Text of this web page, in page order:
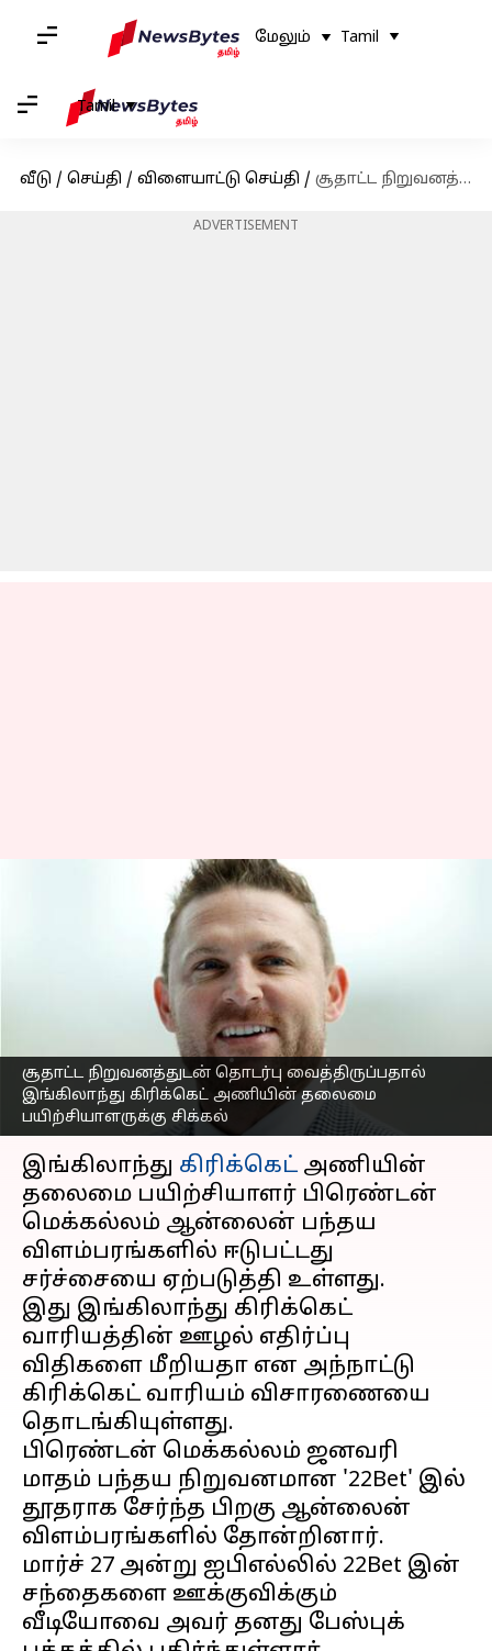
மேலும் Tamil
Tamil
வீடு / செய்தி / விளையாட்டு செய்தி / சூதாட்ட நிறுவனத்துடன் தொடர்பு : இங்கிலாந்து கிரிக்கெட் அணியின் தலைமை பயிற்சியாளருக்கு சிக்கல்
ADVERTISEMENT
சூதாட்ட நிறுவனத்துடன் தொடர்பு வைத்திருப்பதால்
இங்கிலாந்து கிரிக்கெட் அணியின் தலைமை
பயிற்சியாளருக்கு சிக்கல்
சூதாட்ட நிறுவனத்துடன்
தொடர்பு : இங்கிலாந்து
கிரிக்கெட் அணியின்
தலைமை
பயிற்சியாளருக்கு சிக்கல்
எழுதியவர் Sekar Chinnappan Apr 14, 2023 01:31 pm
செய்தி முன்னோட்டம்
இங்கிலாந்து கிரிக்கெட் அணியின்
தலைமை பயிற்சியாளர் பிரெண்டன்
மெக்கல்லம் ஆன்லைன் பந்தய
விளம்பரங்களில் ஈடுபட்டது
சர்ச்சையை ஏற்படுத்தி உள்ளது.
இது இங்கிலாந்து கிரிக்கெட்
வாரியத்தின் ஊழல் எதிர்ப்பு
விதிகளை மீறியதா என அந்நாட்டு
கிரிக்கெட் வாரியம் விசாரணையை
தொடங்கியுள்ளது.
பிரெண்டன் மெக்கல்லம் ஜனவரி
மாதம் பந்தய நிறுவனமான '22Bet' இல்
தூதராக சேர்ந்த பிறகு ஆன்லைன்
விளம்பரங்களில் தோன்றினார்.
மார்ச் 27 அன்று ஐபிஎல்லில் 22Bet இன்
சந்தைகளை ஊக்குவிக்கும்
வீடியோவை அவர் தனது பேஸ்புக்